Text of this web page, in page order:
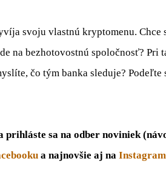
svoju vlastnú kryptomenu. Chce
na bezhotovostnú spoločnosť? Pri
čo tým banka sleduje? Podeľte
sa na odber noviniek
a najnovšie aj na